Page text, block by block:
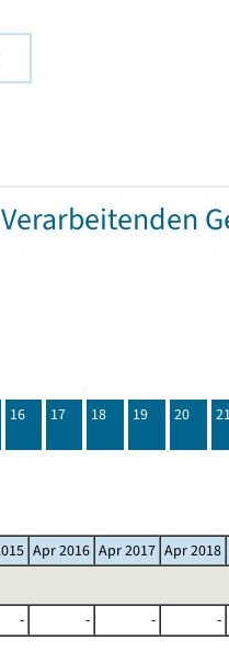
16 17 18 19 20
Apr 2016 Apr 2017 Apr 2018
- - - -